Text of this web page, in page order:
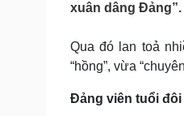
Vụ án
Tư vấn luật
Sức khỏe
xuân dâng Đảng”.
Qua đó lan toả
“hồng”, vừa
Đảng viên tuổi